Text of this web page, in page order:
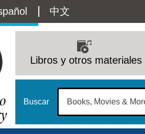
中文
navigation
Libros y otros materiales
Buscar